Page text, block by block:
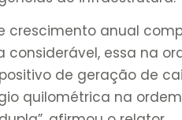
crescimento anual
essa na
de geração de
quilométrica na ordem